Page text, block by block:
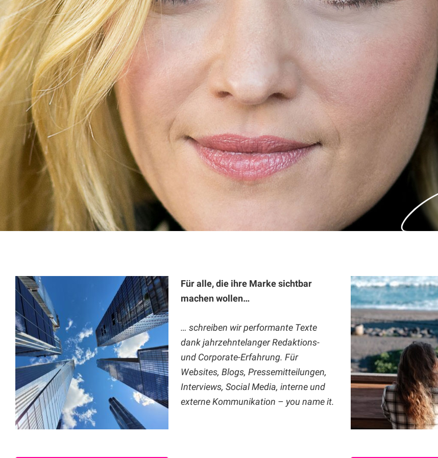
Für alle, die ihre Marke sichtbar
machen wollen…
… schreiben wir performante Texte
dank jahrzehntelanger Redaktions-
und Corporate-Erfahrung. Für
Websites, Blogs, Pressemitteilungen,
Interviews, Social Media, interne und
externe Kommunikation – you name it.